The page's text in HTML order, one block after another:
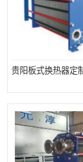
贵阳板式换热器定